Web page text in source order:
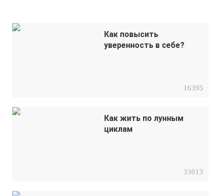
Как повысить
уверенность в себе?
16395
Как жить по лунным
циклам
33013